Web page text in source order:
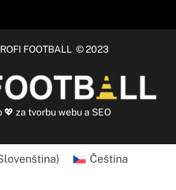
FOOTBALL © 2023
💖 za tvorbu webu a SEO
) Čeština